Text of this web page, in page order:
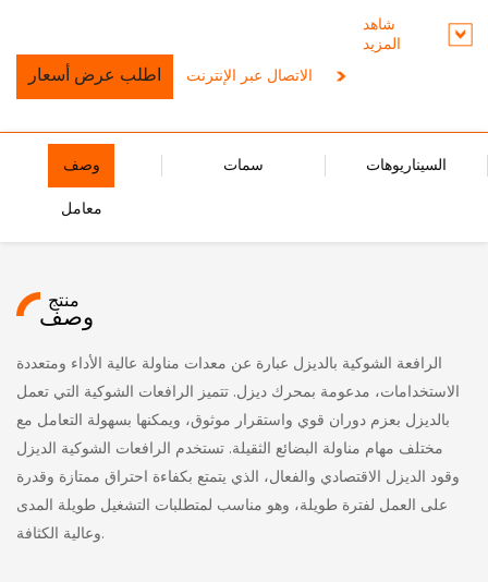
على العمل لفترة طويلة، وهو مناسب لمتطلبات التشغيل طويلة المدى
شاهد
المزيد
اطلب عرض أسعار الاتصال عبر الإنترنت
وصف سمات السيناريوهات
معامل
منتج
وصف
الرافعة الشوكية بالديزل عبارة عن معدات مناولة عالية الأداء ومتعددة
الاستخدامات، مدعومة بمحرك ديزل. تتميز الرافعات الشوكية التي تعمل
بالديزل بعزم دوران قوي واستقرار موثوق، ويمكنها بسهولة التعامل مع
مختلف مهام مناولة البضائع الثقيلة. تستخدم الرافعات الشوكية الديزل
وقود الديزل الاقتصادي والفعال، الذي يتمتع بكفاءة احتراق ممتازة وقدرة
على العمل لفترة طويلة، وهو مناسب لمتطلبات التشغيل طويلة المدى
وعالية الكثافة.